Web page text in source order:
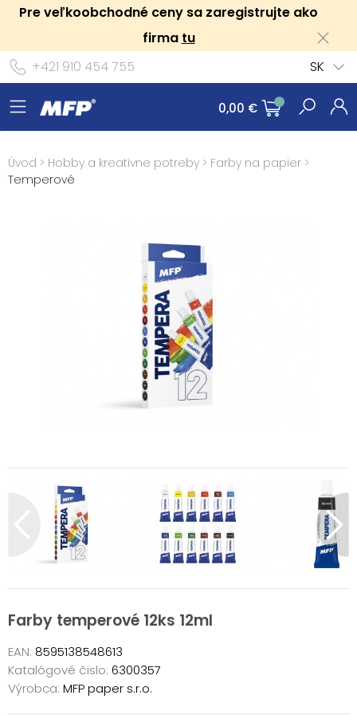
Pre veľkoobchodné ceny sa zaregistrujte ako
firma tu
+421 910 454 755
SK
0,00 €
Úvod > Hobby a kreatívne potreby > Farby na papier >
Temperové
Farby temperové 12ks 12ml
EAN: 8595138548613
Katalógové čislo: 6300357
Výrobca: MFP paper s.r.o.